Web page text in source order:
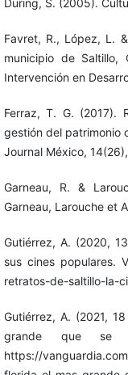
During, S. (2005).
Favret, R., López, L.
municipio de Saltillo,
Intervención en
Ferraz, T. G. (2017).
gestión del patrimonio
Journal México,
Garneau, R. &
Garneau, Larouche et
Gutiérrez, A. (2020,
sus cines populares.
retratos-de-saltillo-la-
Gutiérrez, A. (2021,
grande que se
https://